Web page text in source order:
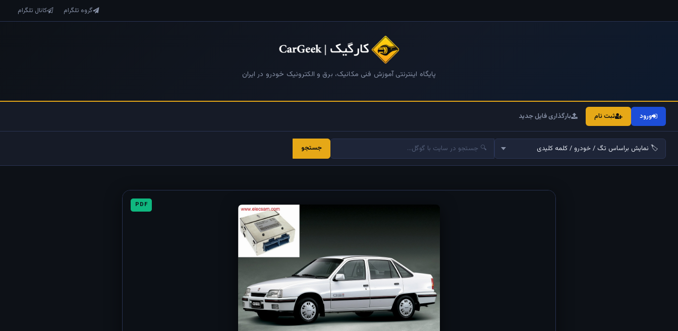
گروه تلگرام کانال تلگرام
پایگاه اینترنتی آموزش فنی مکانیک، برق و الکترونیک خودرو در ایران
ورود ثبت نام بارگذاری فایل جدید
جستجو
PDF